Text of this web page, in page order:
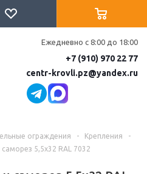
Ежедневно с 8:00 до 18:00
+7 (910) 970 22 77
centr-krovli.pz@yandex.ru
ограждения - Крепления
-
5,5х32 RAL 7032